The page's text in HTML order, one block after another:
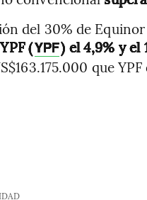
del 30% de
(YPF) el 4,9% y el
que